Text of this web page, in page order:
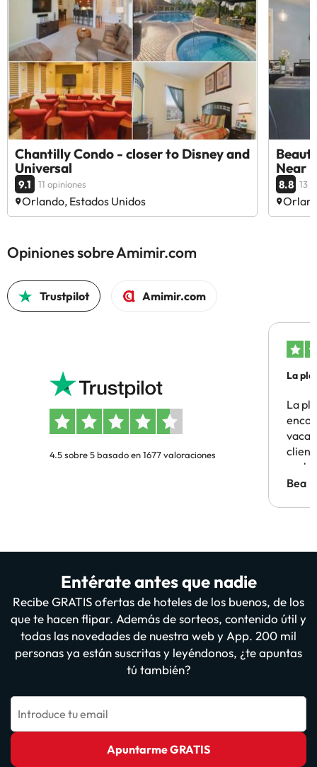
Chantilly Condo - closer to Disney and
Universal
9.1 11 opiniones
Orlando, Estados Unidos
Near
8.8 13
Opiniones sobre Amimir.com
Trustpilot Amimir.com
4.5 sobre 5 basado en 1677 valoraciones
La
La
Bea
Entérate antes que nadie
Recibe GRATIS ofertas de hoteles de los buenos, de los
que te hacen flipar. Además de sorteos, contenido útil y
todas las novedades de nuestra web y App. 200 mil
personas ya están suscritas y leyéndonos, ¿te apuntas
tú también?
Introduce tu email
Apuntarme GRATIS